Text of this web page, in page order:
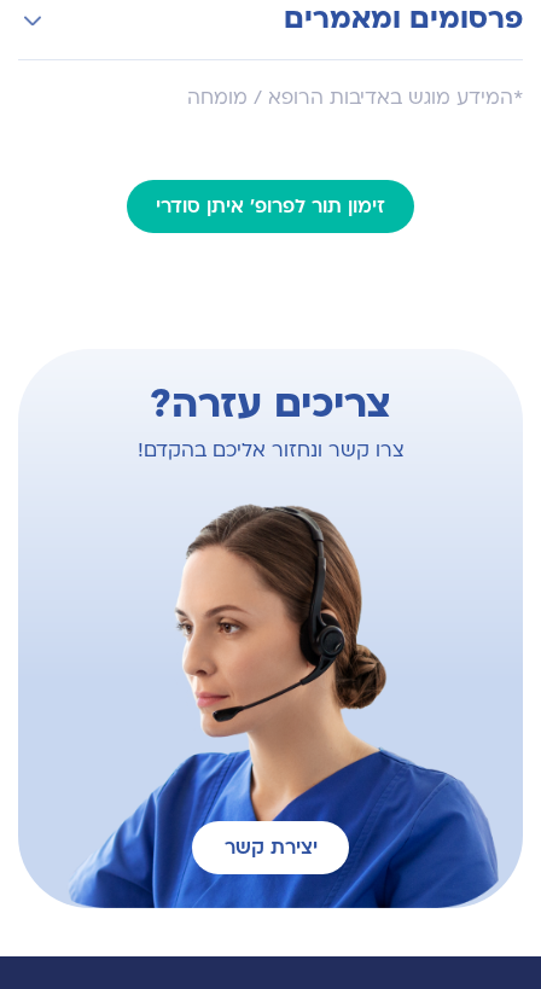
ניתוחים אנדוסקופיים דרך האף לדרכי הדמעות
איגוד הרינולוגיה האמריקאי
פרסומים ומאמרים
החולים ג'ונס הופקינס, בלטימור, מרילנד
*המידע מוגש באדיבות הרופא / מומחה
זימון תור לפרופ' איתן סודרי
צריכים עזרה?
צרו קשר ונחזור אליכם בהקדם!
יצירת קשר